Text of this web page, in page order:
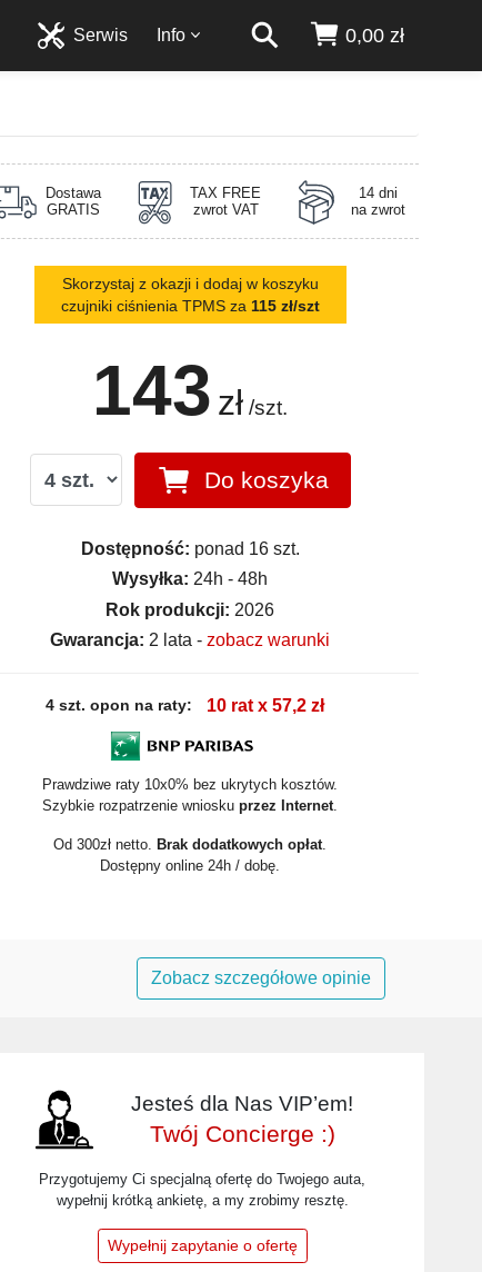
0,00 zł
Info
Serwis
Dostawa
GRATIS
TAX FREE
zwrot VAT
14 dni
na zwrot
Skorzystaj z okazji i dodaj w koszyku
czujniki ciśnienia TPMS za 115 zł/szt
143 zł /szt.
Do koszyka
Dostępność: ponad 16 szt.
Wysyłka: 24h - 48h
Rok produkcji: 2026
Gwarancja: 2 lata -zobacz warunki
4 szt. opon na raty: 10 rat x 57,2 zł
Prawdziwe raty 10x0% bez ukrytych kosztów.
Szybkie rozpatrzenie wnioskuprzez Internet
Od 300zł netto. Brak dodatkowych opłat
Dostępny online 24h / dobę.
Zobacz szczegółowe opinie
Jesteś dla Nas VIP’em!
Twój Concierge :)
Przygotujemy Ci specjalną ofertę do Twojego auta,
wypełnij krótką ankietę, a my zrobimy resztę.
Wypełnij zapytanie o ofertę